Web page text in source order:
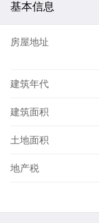
基本信息
房屋地址
建筑年代
建筑面积
土地面积
地产税